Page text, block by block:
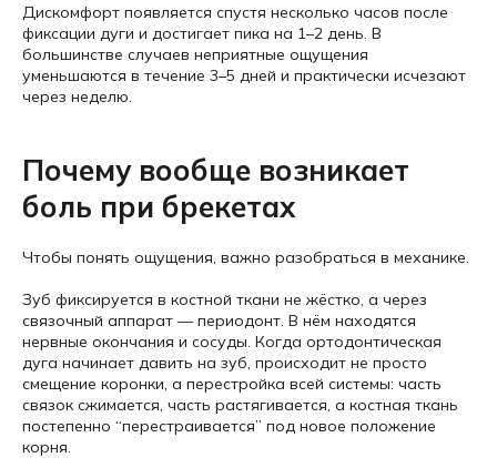
Дискомфорт появляется спустя несколько часов после
фиксации дуги и достигает пика на 1–2 день. В
большинстве случаев неприятные ощущения
уменьшаются в течение 3–5 дней и практически исчезают
через неделю.
Почему вообще возникает
боль при брекетах
Чтобы понять ощущения, важно разобраться в механике.
Зуб фиксируется в костной ткани не жёстко, а через
связочный аппарат — периодонт. В нём находятся
нервные окончания и сосуды. Когда ортодонтическая
дуга начинает давить на зуб, происходит не просто
смещение коронки, а перестройка всей системы: часть
связок сжимается, часть растягивается, а костная ткань
постепенно “перестраивается” под новое положение
корня.